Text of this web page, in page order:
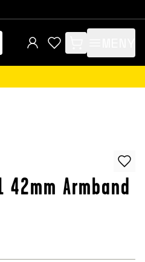
items in cart, view
42mm Armband